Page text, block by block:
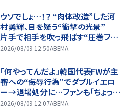
ウソでしょ…！？ “肉体改造”した河
村勇輝、目を疑う“衝撃の光景”
片手で相手を吹っ飛ばす“圧巻フィ
ジカル”
2026/08/09 12:50ABEMA
「何やってんだよ」韓国代表FWが主
審への“侮辱行為”でダブルイエロ
ー→退場処分に…ファンも「ちょっと
擁護できねーわ」
2026/08/09 12:07ABEMA